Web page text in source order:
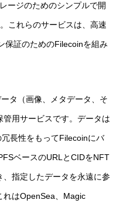
ージのためのシンプルで開
これらのサービスは、高速
保証のためのFilecoinを組み
タ（画像、メタデータ、そ
用サービスです。データは
長性をもってFilecoinにバ
ベースのURLとCIDをNFT
指定したデータを永遠に参
れはOpenSea、Magic